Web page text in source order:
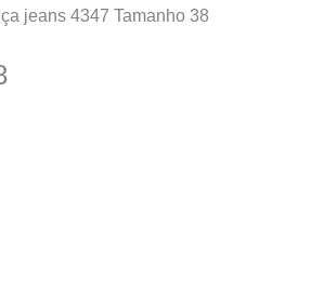
jeans 4347 Tamanho 38